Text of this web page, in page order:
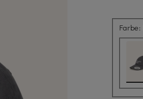
Farbe: